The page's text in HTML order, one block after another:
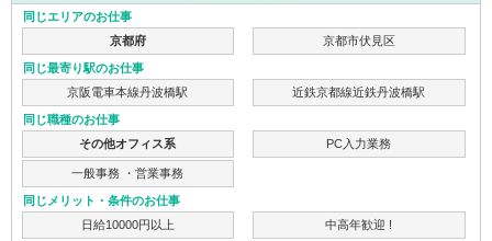
同じエリアのお仕事
京都府
京都市伏見区
同じ最寄り駅のお仕事
京阪電車本線丹波橋駅
近鉄京都線近鉄丹波橋駅
同じ職種のお仕事
その他オフィス系
PC入力業務
一般事務 ・営業事務
同じメリット・条件のお仕事
日給10000円以上
中高年歓迎 !